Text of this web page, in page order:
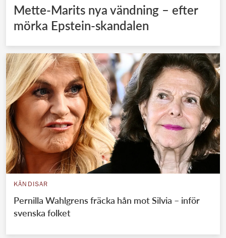
Mette-Marits nya vändning – efter
mörka Epstein-skandalen
KÄNDISAR
Pernilla Wahlgrens fräcka hån mot Silvia – inför
svenska folket